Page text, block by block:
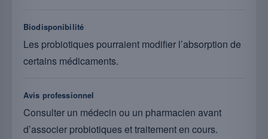
Biodisponibilité
Les probiotiques pourraient modifier l’absorption de
certains médicaments.
Avis professionnel
Consulter un médecin ou un pharmacien avant
d’associer probiotiques et traitement en cours.